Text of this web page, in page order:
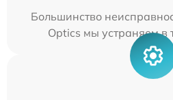
Большинство
Optics мы устраняем в